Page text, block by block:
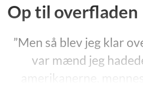
Op til overfladen
”Men så blev jeg klar
var mænd jeg
amerikanerne,